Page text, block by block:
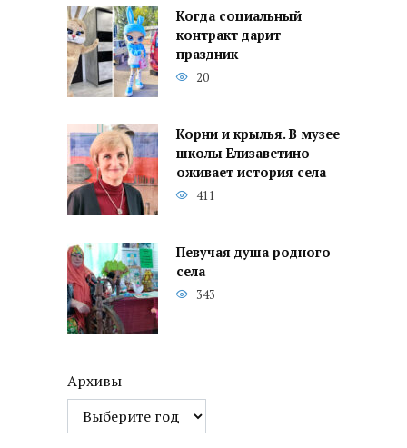
Когда социальный
контракт дарит
праздник
20
Корни и крылья. В музее
школы Елизаветино
оживает история села
411
Певучая душа родного
села
343
Архивы